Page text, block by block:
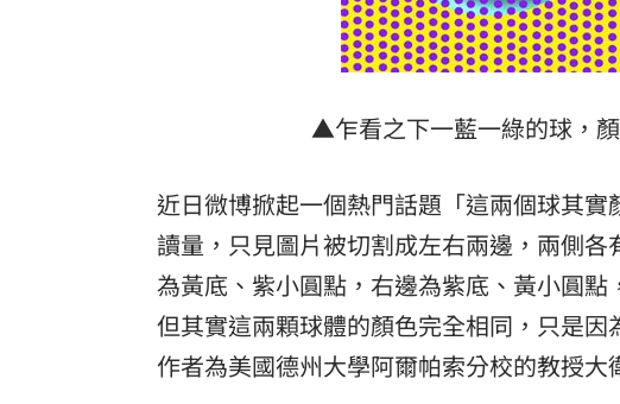
三立iNEWS新聞台線上直播 18:00
台彩父親節推新刮刮樂千萬頭獎超「爸」氣 12:00
「拍片人的多重宇宙」職涯論壇9/12登場！ 10:30
8國球員齊聚高雄 Formosa 7s掀足球熱潮 10:00
理想混蛋號召粉絲跨海追星吃美食！ 18:15
▲乍看之下一藍一綠的球，顏
近日微博掀起一個熱門話題「這兩個球其
讀量，只見圖片被切割成左右兩邊，兩側
為黃底、紫小圓點，右邊為紫底、黃小圓
但其實這兩顆球體的顏色完全相同，只是
作者為美國德州大學阿爾帕索分校的教授大